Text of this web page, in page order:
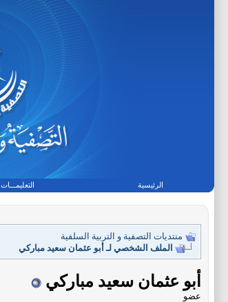
الرئيسية التعليمـــات
منتديات التصفية و التربية السلفية
الملف الشخصي لـ أبو عثمان سعيد مباركي
أبو عثمان سعيد مباركي
عضو